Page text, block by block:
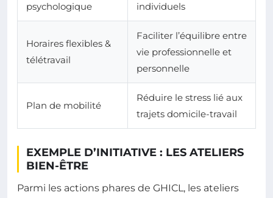
psychologique
individuels
Horaires flexibles &
télétravail
Faciliter l’équilibre entre
vie professionnelle et
personnelle
Plan de mobilité
Réduire le stress lié aux
trajets domicile-travail
EXEMPLE D’INITIATIVE : LES ATELIERS
BIEN-ÊTRE
Parmi les actions phares de GHICL, les ateliers